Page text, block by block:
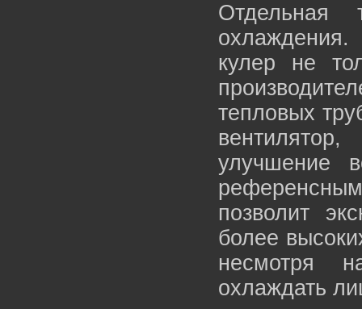
кулер не
тепловых
улучшение
позволит
более
несмотря
охлаждать